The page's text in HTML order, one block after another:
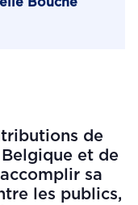
de
et de
sa
les publics,